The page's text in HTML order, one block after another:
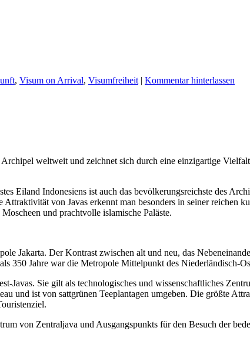
, Visum on Arrival, Visumfreiheit | Kommentar hinterlassen
weltweit und zeichnet sich durch eine einzigartige
Eiland Indonesiens ist auch das bevölkerungsreichste des
von Javas erkennt man besonders in seiner reichen
und prachtvolle islamische Paläste.
Jakarta. Der Kontrast zwischen alt und neu, das
350 Jahre war die Metropole Mittelpunkt des Niederländisch-
Javas. Sie gilt als technologisches und wissenschaftliches
und ist von sattgrünen Teeplantagen umgeben. Die größte
von Zentraljava und Ausgangspunkts für den Besuch der